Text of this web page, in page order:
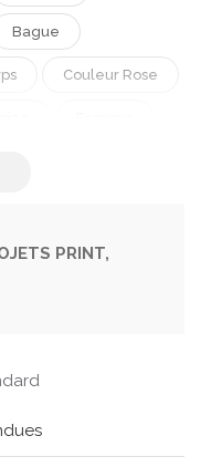
Bague
Couleur Rose
Personne
De Sport
PRINT,